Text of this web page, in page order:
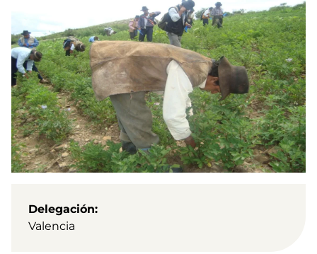
Delegación
Valencia